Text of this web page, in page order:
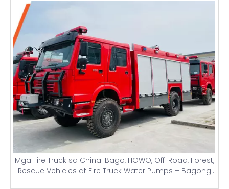
Mga Fire Truck sa China: Bago, HOWO, Off-Road, Forest,
Rescue Vehicles at Fire Truck Water Pumps – Bagong